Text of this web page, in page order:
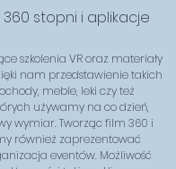
360 stopni i aplikacje
szkolenia VR oraz materiały
nam przedstawienie takich
meble, leki czy też
używamy na co dzień,
wymiar. Tworząc film 360 i
również zaprezentować
eventów. Możliwość